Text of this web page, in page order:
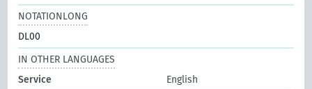
NOTATIONLONG
DL00
IN OTHER LANGUAGES
Service
English